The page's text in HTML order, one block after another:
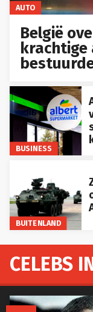
AUTO
België
krachtige
BUSINESS
BUITENLAND
CELEBS